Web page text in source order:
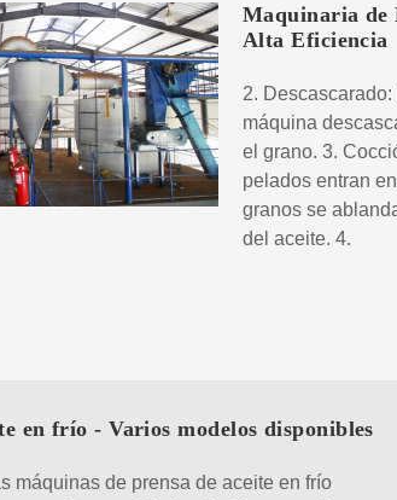
Maquinaria de
Alta Eficiencia
2.
máquina
el grano. 3.
pelados entran
granos se
del aceite. 4.
en frío - Varios modelos disponibles
máquinas de prensa de aceite en frío